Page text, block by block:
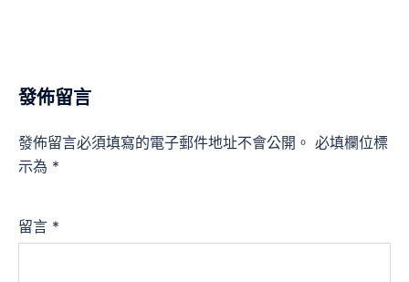
發佈留言
發佈留言必須填寫的電子郵件地址不會公開。 必填欄位標
示為 *
留言 *